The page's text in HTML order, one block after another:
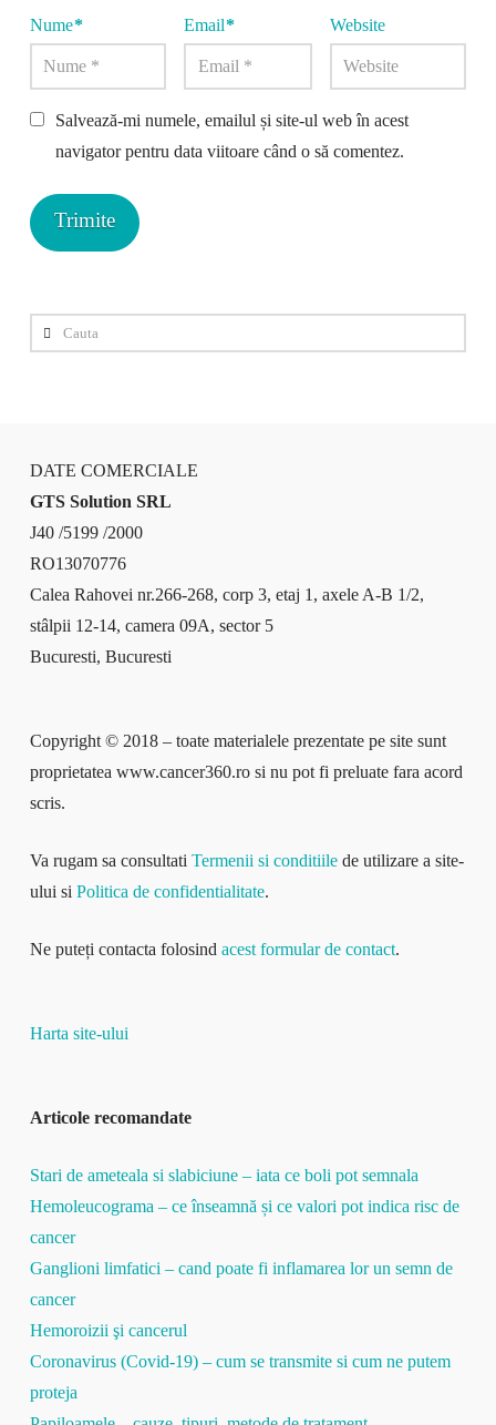
Nume* Email* Website
Salvează-mi numele, emailul și site-ul web în acest
navigator pentru data viitoare când o să comentez.
Cauta
DATE COMERCIALE
GTS Solution SRL
J40 /5199 /2000
RO13070776
Calea Rahovei nr.266-268, corp 3, etaj 1, axele A-B 1/2,
stâlpii 12-14, camera 09A, sector 5
Bucuresti, Bucuresti
Copyright © 2018 – toate materialele prezentate pe site sunt
proprietatea www.cancer360.ro si nu pot fi preluate fara acord
scris.
Va rugam sa consultati Termenii si conditiilede utilizare a site-
ului si Politica de confidentialitate.
Ne puteți contacta folosind acest formular de contact.
Harta site-ului
Articole recomandate
Stari de ameteala si slabiciune – iata ce boli pot semnala
Hemoleucograma – ce înseamnă și ce valori pot indica risc de
cancer
Ganglioni limfatici – cand poate fi inflamarea lor un semn de
cancer
Hemoroizii şi cancerul
Coronavirus (Covid-19) – cum se transmite si cum ne putem
proteja